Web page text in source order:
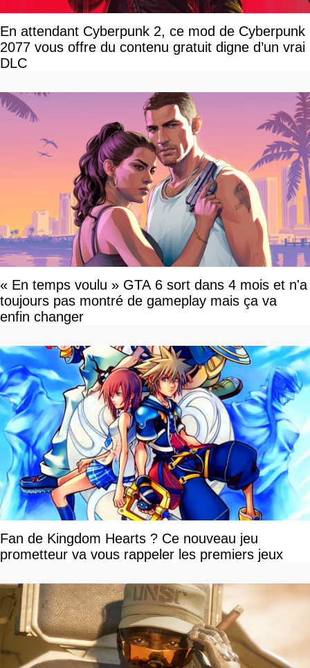
En attendant Cyberpunk 2, ce mod de Cyberpunk
2077 vous offre du contenu gratuit digne d’un vrai
DLC
« En temps voulu » GTA 6 sort dans 4 mois et n'a
toujours pas montré de gameplay mais ça va
enfin changer
Fan de Kingdom Hearts ? Ce nouveau jeu
prometteur va vous rappeler les premiers jeux